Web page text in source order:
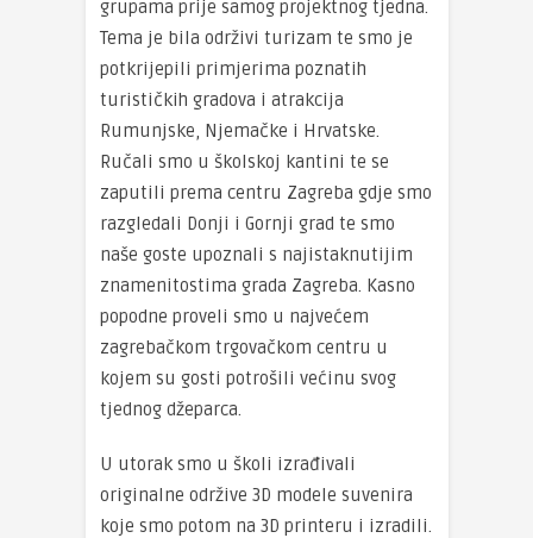
grupama prije samog projektnog tjedna.
Tema je bila održivi turizam te smo je
potkrijepili primjerima poznatih
turističkih gradova i atrakcija
Rumunjske, Njemačke i Hrvatske.
Ručali smo u školskoj kantini te se
zaputili prema centru Zagreba gdje smo
razgledali Donji i Gornji grad te smo
naše goste upoznali s najistaknutijim
znamenitostima grada Zagreba. Kasno
popodne proveli smo u najvećem
zagrebačkom trgovačkom centru u
kojem su gosti potrošili većinu svog
tjednog džeparca.
U utorak smo u školi izrađivali
originalne održive 3D modele suvenira
koje smo potom na 3D printeru i izradili.